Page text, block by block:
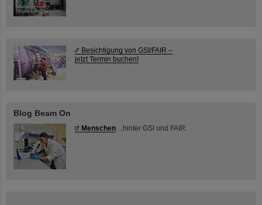
Besichtigung von GSI/FAIR –
jetzt Termin buchen!
Blog Beam On
Menschen ...hinter GSI und FAIR.